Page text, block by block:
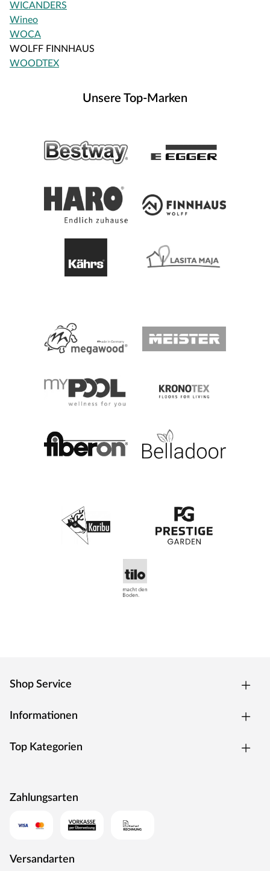
WICANDERS
Wineo
WOCA
WOLFF FINNHAUS
WOODTEX
Unsere Top-Marken
Shop Service
Informationen
Top Kategorien
Zahlungsarten
Versandarten